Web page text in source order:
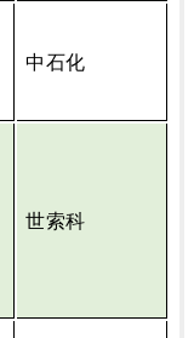
中石化
世索科